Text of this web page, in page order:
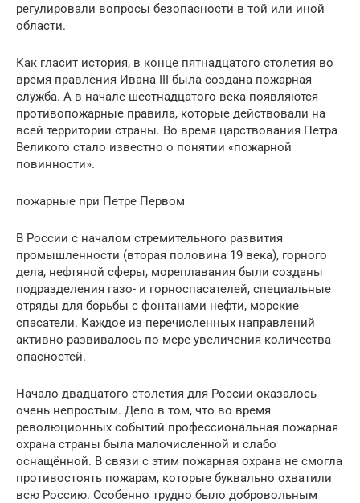
регулировали вопросы безопасности в той или иной
области.
Как гласит история, в конце пятнадцатого столетия во
время правления Ивана III была создана пожарная
служба. А в начале шестнадцатого века появляются
противопожарные правила, которые действовали на
всей территории страны. Во время царствования Петра
Великого стало известно о понятии «пожарной
повинности».
пожарные при Петре Первом
В России с началом стремительного развития
промышленности (вторая половина 19 века), горного
дела, нефтяной сферы, мореплавания были созданы
подразделения газо- и горноспасателей, специальные
отряды для борьбы с фонтанами нефти, морские
спасатели. Каждое из перечисленных направлений
активно развивалось по мере увеличения количества
опасностей.
Начало двадцатого столетия для России оказалось
очень непростым. Дело в том, что во время
революционных событий профессиональная пожарная
охрана страны была малочисленной и слабо
оснащённой. В связи с этим пожарная охрана не смогла
противостоять пожарам, которые буквально охватили
всю Россию. Особенно трудно было добровольным